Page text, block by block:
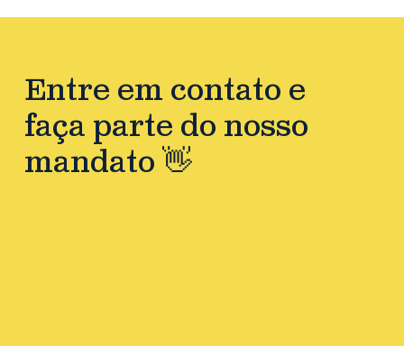
Entre em contato e
faça parte do nosso
mandato 👋